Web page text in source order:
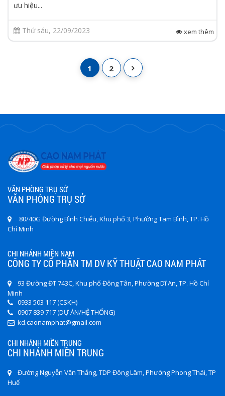
ưu hiệu...
Thứ sáu, 22/09/2023 xem thêm
1 2
VĂN PHÒNG TRỤ SỞ
VĂN PHÒNG TRỤ SỞ
80/40G Đường Bình Chiểu, Khu phố 3, Phường Tam Bình, TP. Hồ
Chí Minh
CHI NHÁNH MIỀN NAM
CÔNG TY CỔ PHẦN TM DV KỸ THUẬT CAO NAM PHÁT
93 Đường ĐT 743C, Khu phố Đông Tân, Phường Dĩ An, TP. Hồ Chí
Minh
0933 503 117 (CSKH)
0907 839 717 (DỰ ÁN/HỆ THỐNG)
kd.caonamphat@gmail.com
CHI NHÁNH MIỀN TRUNG
CHI NHÁNH MIỀN TRUNG
Đường Nguyễn Văn Thắng, TDP Đông Lâm, Phường Phong Thái, TP
Huế